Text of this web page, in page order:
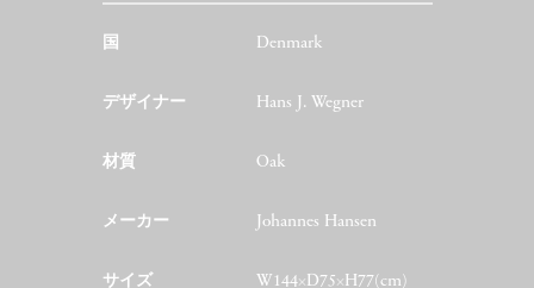
国 Denmark
デザイナー Hans J. Wegner
材質 Oak
メーカー Johannes Hansen
サイズ W144×D75×H77(cm)